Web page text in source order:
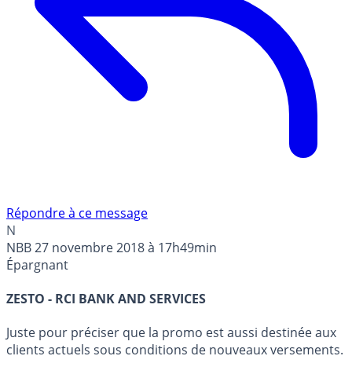
Répondre à ce message
N
NBB27 novembre 2018 à 17h49min
Épargnant
ZESTO - RCI BANK AND SERVICES
Juste pour préciser que la promo est aussi destinée aux
clients actuels sous conditions de nouveaux versements.